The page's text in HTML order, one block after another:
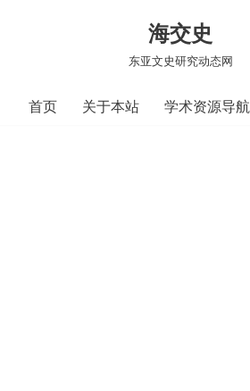
海交史
东亚文史研究动态网
首页 关于本站 学术资源导航